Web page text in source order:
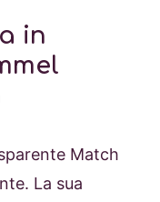
in
Match
La sua